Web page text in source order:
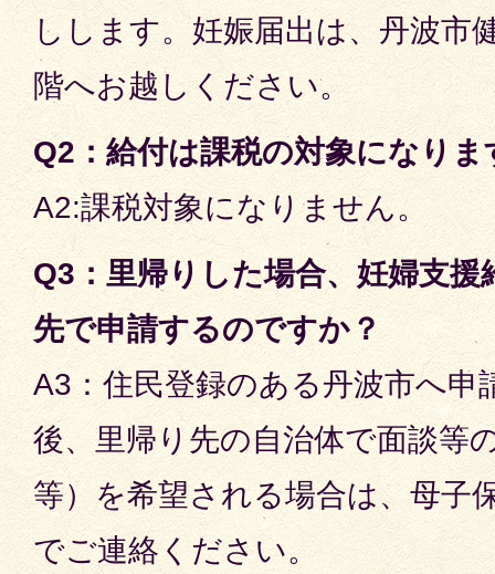
しします。妊娠届出は、丹波市
階へお越しください。
Q2：給付は課税の対象になりま
A2:課税対象になりません。
Q3：里帰りした場合、妊婦支援
先で申請するのですか？
A3：住民登録のある丹波市へ申
後、里帰り先の自治体で面談等
等）を希望される場合は、母子
でご連絡ください。